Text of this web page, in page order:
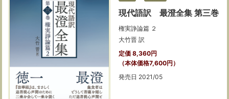
現代語訳 最澄全集 第三巻
権実諍論篇 ２
大竹晋 訳
定価 8,360円
（本体価格7,600円）
発売日 2021/05